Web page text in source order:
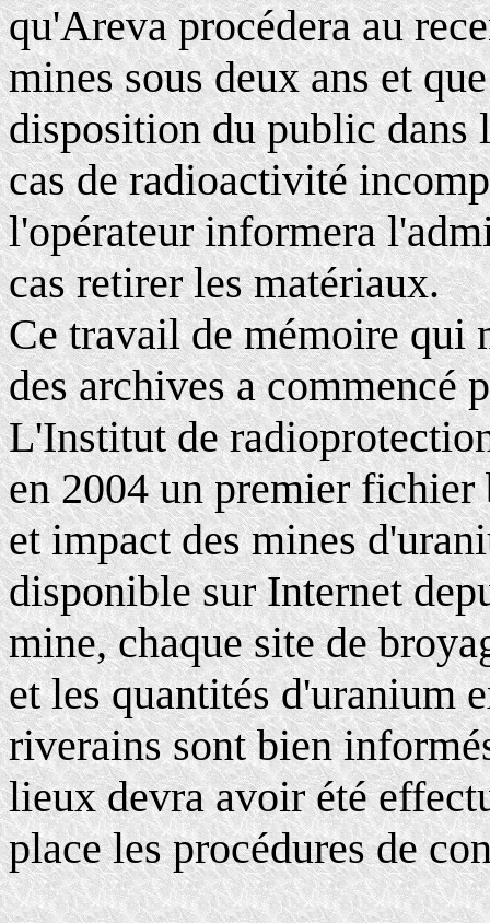
qu'Areva procédera au
mines sous deux ans et
disposition du public dans
cas de radioactivité
l'opérateur informera
cas retirer les matériaux.
Ce travail de mémoire qui
des archives a commencé
L'Institut de
en 2004 un premier
et impact des mines
disponible sur Internet
mine, chaque site de
et les quantités d'uranium
riverains sont bien
lieux devra avoir été
place les procédures de